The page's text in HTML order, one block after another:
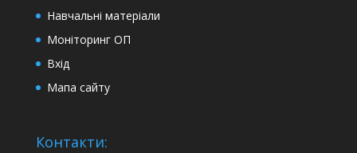
Навчальні матеріали
Моніторинг ОП
Вхід
Мапа сайту
Контакти: